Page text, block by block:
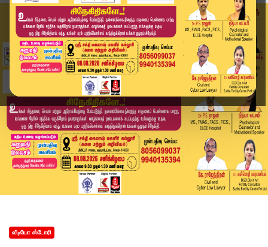
வீடியோ ஸ்டோரி